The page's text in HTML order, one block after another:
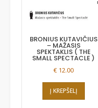
BRONIUS KUTAVIČIUS
– MAŽASIS
SPEKTAKLIS ( THE
SMALL SPECTACLE )
€ 12.00
Į KREPŠELĮ